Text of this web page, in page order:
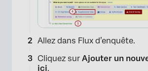
Allez dans Flux d’enquête.
Cliquez sur Ajouter un
ici.